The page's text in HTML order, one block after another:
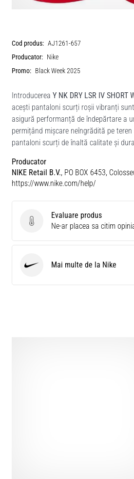
Cod produs: AJ1261-657
Producator: Nike
Promo: Black Week 2025
Introducerea Y NK DRY LSR IV SHORT
acești pantaloni scurți roșii vibranți
asigură performanță de îndepărtare a
permițând mișcare neîngrădită pe
pantaloni scurți de înaltă calitate și
Producator
NIKE Retail B.V., PO BOX 6453,
https://www.nike.com/help/
Evaluare produs
Evaluare produs
Ne-ar placea sa citim
Mai multe de la Nike